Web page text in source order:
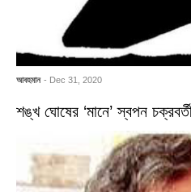
আবহমান - Dec 31, 2020
শঙ্খ ঘোষের ‘মানে’ স্বপন